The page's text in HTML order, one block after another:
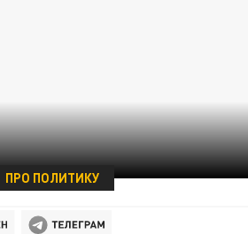
ПРО ПОЛИТИКУ